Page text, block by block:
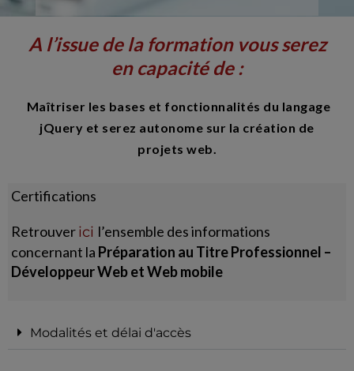
A l’issue de la formation vous serez
en capacité de :
Maîtriser les bases et fonctionnalités du langage
jQuery et serez autonome sur la création de
projets web.
Certifications
Retrouverici l’ensemble des informations
concernant la Préparation au Titre Professionnel –
Développeur Web et Web mobile
Modalités et délai d'accès